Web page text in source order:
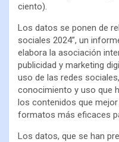
ciento).
Los datos se ponen de
sociales 2024”, un
elabora la asociación
publicidad y marketing
uso de las redes
conocimiento y uso que
los contenidos que
formatos más eficaces
Los datos, que se han